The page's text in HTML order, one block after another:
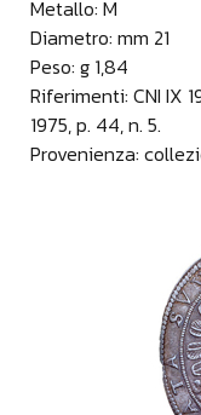
Metallo: M
Diametro: mm 21
Peso: g 1,84
Riferimenti: CNI IX
1975, p. 44, n. 5.
Provenienza: